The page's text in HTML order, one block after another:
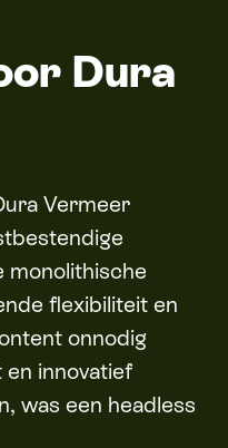
Dura
Vermeer
monolithische
flexibiliteit en
onnodig
innovatief
was een headless